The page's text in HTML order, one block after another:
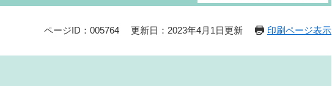
ページID：005764 更新日：2023年4月1日更新 印刷ページ表示